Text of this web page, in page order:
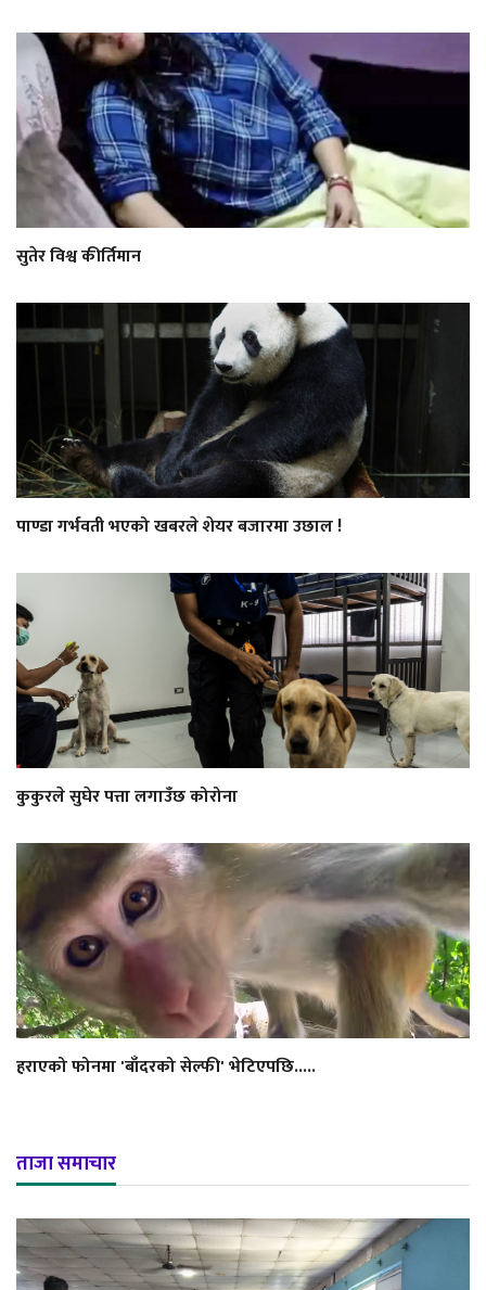
सुतेर विश्व कीर्तिमान
पाण्डा गर्भवती भएको खबरले शेयर बजारमा उछाल !
कुकुरले सुघेर पत्ता लगाउँछ कोरोना
हराएको फोनमा 'बाँदरको सेल्फी' भेटिएपछि.....
ताजा समाचार